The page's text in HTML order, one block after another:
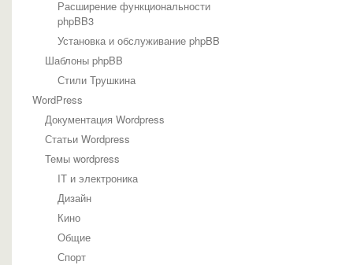
Расширение функциональности
phpBB3
Установка и обслуживание phpBB
Шаблоны phpBB
Стили Трушкина
WordPress
Документация Wordpress
Статьи Wordpress
Темы wordpress
IT и электроника
Дизайн
Кино
Общие
Спорт